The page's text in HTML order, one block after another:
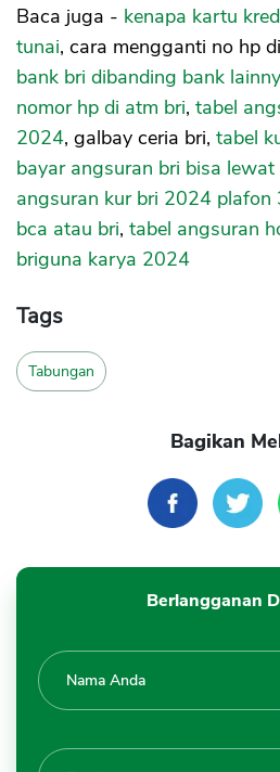
Baca juga - kenapa kartu
tunai, cara mengganti no hp
bank bri dibanding bank
nomor hp di atm bri, tabel
2024, galbay ceria bri, tabel
bayar angsuran bri bisa lewat
angsuran kur bri 2024 plafon
bca atau bri, tabel angsuran
briguna karya 2024
Tags
Tabungan
Bagikan
Berlangganan